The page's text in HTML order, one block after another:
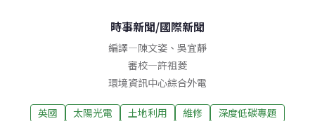
時事新聞/國際新聞
編譯—陳文姿 、 吳宜靜
審校—許祖菱
環境資訊中心綜合外電
英國 太陽光電 土地利用 維修 深度低碳專題